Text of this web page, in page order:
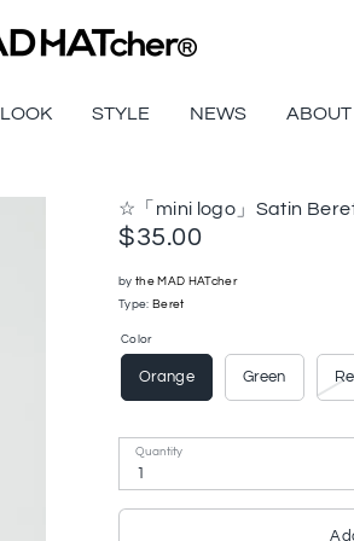
LOOK STYLE NEWS ABOUT
☆「mini logo」Satin
$35.00
by the MAD HATcher
Type: Beret
Color
Orange Green
Quantity
1